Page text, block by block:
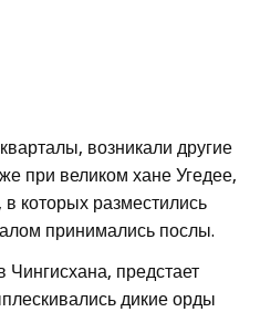
возникали другие
при великом хане Угедее,
которых разместились
принимались послы.
предстает
дикие орды